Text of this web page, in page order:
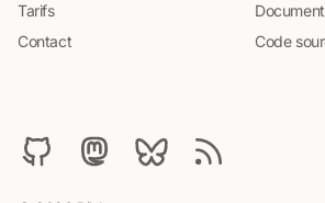
Tarifs
Contact
Code